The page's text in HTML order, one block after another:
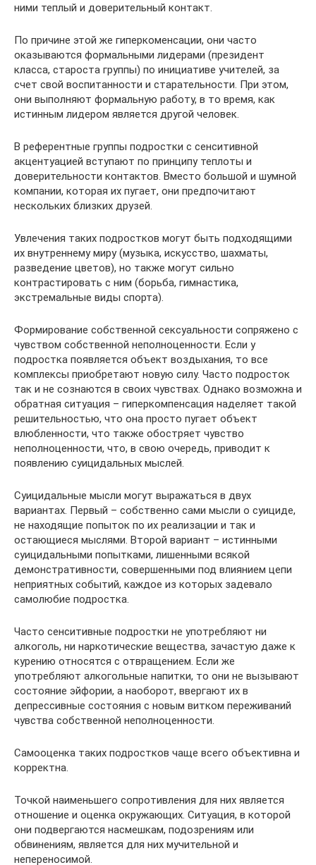
ними теплый и доверительный контакт.
По причине этой же гиперкоменсации, они часто
оказываются формальными лидерами (президент
класса, староста группы) по инициативе учителей, за
счет свой воспитанности и старательности. При этом,
они выполняют формальную работу, в то время, как
истинным лидером является другой человек.
В референтные группы подростки с сенситивной
акцентуацией вступают по принципу теплоты и
доверительности контактов. Вместо большой и шумной
компании, которая их пугает, они предпочитают
нескольких близких друзей.
Увлечения таких подростков могут быть подходящими
их внутреннему миру (музыка, искусство, шахматы,
разведение цветов), но также могут сильно
контрастировать с ним (борьба, гимнастика,
экстремальные виды спорта).
Формирование собственной сексуальности сопряжено с
чувством собственной неполноценности. Если у
подростка появляется объект воздыхания, то все
комплексы приобретают новую силу. Часто подросток
так и не сознаются в своих чувствах. Однако возможна и
обратная ситуация – гиперкомпенсация наделяет такой
решительностью, что она просто пугает объект
влюбленности, что также обостряет чувство
неполноценности, что, в свою очередь, приводит к
появлению суицидальных мыслей.
Суицидальные мысли могут выражаться в двух
вариантах. Первый – собственно сами мысли о суициде,
не находящие попыток по их реализации и так и
остающиеся мыслями. Второй вариант – истинными
суицидальными попытками, лишенными всякой
демонстративности, совершенными под влиянием цепи
неприятных событий, каждое из которых задевало
самолюбие подростка.
Часто сенситивные подростки не употребляют ни
алкоголь, ни наркотические вещества, зачастую даже к
курению относятся с отвращением. Если же
употребляют алкогольные напитки, то они не вызывают
состояние эйфории, а наоборот, ввергают их в
депрессивные состояния с новым витком переживаний
чувства собственной неполноценности.
Самооценка таких подростков чаще всего объективна и
корректна.
Точкой наименьшего сопротивления для них является
отношение и оценка окружающих. Ситуация, в которой
они подвергаются насмешкам, подозрениям или
обвинениям, является для них мучительной и
непереносимой.